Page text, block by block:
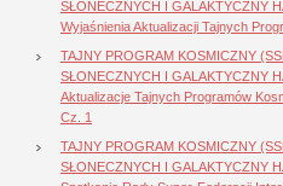
SŁONECZNYCH I GALAKTYCZNY
Wyjaśnienia Aktualizacji Tajnych
TAJNY PROGRAM KOSMICZNY
SŁONECZNYCH I GALAKTYCZNY
Aktualizacje Tajnych Programów
Cz. 1
TAJNY PROGRAM KOSMICZNY
SŁONECZNYCH I GALAKTYCZNY